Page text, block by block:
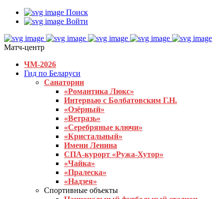
Поиск
Войти
Матч-центр
ЧМ-2026
Гид по Беларуси
Санатории
«Романтика Люкс»
Интервью с Болбатовским Г.Н.
«Озёрный»
«Ветразь»
«Серебряные ключи»
«Кристальный»
Имени Ленина
СПА-курорт «Ружа-Хутор»
«Чайка»
«Пралеска»
«Надзея»
Спортивные объекты